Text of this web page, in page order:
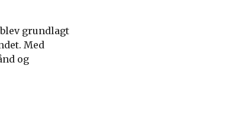
grundlagt
Med
og